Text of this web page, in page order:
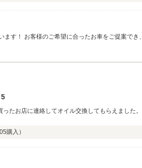
ております。 お
5
たお店に連絡してオイル交換してもらえました
購入）